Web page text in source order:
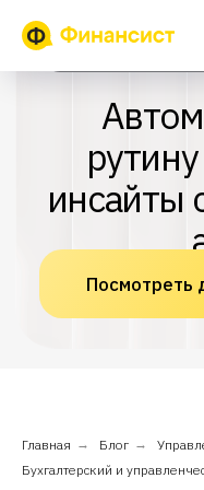
ИИ-помощник для собственника и
рутину и
инсайты с
Посмотреть демо на
Главная → Блог →
Бухгалтерский и